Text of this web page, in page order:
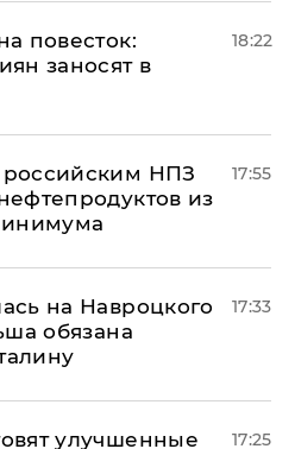
повесток:
заносят в
18:22
НПЗ
из
17:55
на Навроцкого
обязана
17:33
улучшенные 17:25